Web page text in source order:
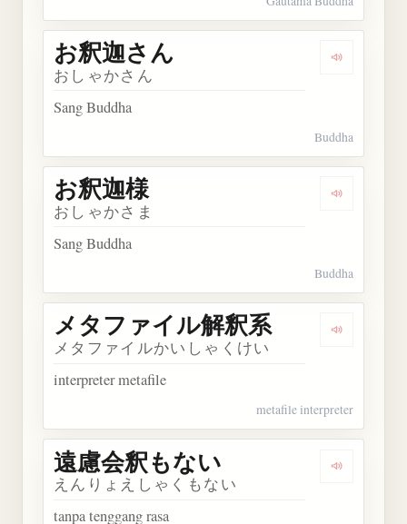
Dengarkan
お釈迦さん
おしゃかさん
Sang Buddha
Buddha
Dengarkan
お釈迦様
おしゃかさま
Sang Buddha
Buddha
Dengarkan
メタファイル解釈系
メタファイルかいしゃくけい
interpreter metafile
metafile interpreter
Dengarkan
遠慮会釈もない
えんりょえしゃくもない
tanpa tenggang rasa